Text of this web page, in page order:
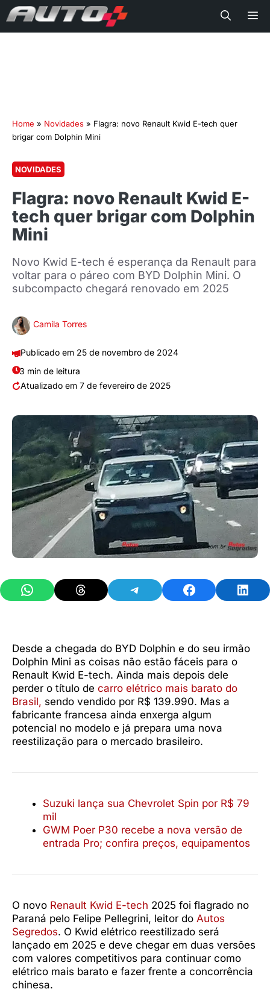
Home » Novidades » Flagra: novo Renault Kwid E-tech quer
brigar com Dolphin Mini
NOVIDADES
Flagra: novo Renault Kwid E-
tech quer brigar com Dolphin
Mini
Novo Kwid E-tech é esperança da Renault para
voltar para o páreo com BYD Dolphin Mini. O
subcompacto chegará renovado em 2025
Camila Torres
25 de novembro de 2024
3 min de leitura
7 de fevereiro de 2025
Share on WhatsAppShare on ThreadsShare on TelegramShare on Facebook
Desde a chegada do BYD Dolphin e do seu irmão
Dolphin Mini as coisas não estão fáceis para o
Renault Kwid E-tech. Ainda mais depois dele
perder o título de carro elétrico mais barato do
Brasil, sendo vendido por R$ 139.990. Mas a
fabricante francesa ainda enxerga algum
potencial no modelo e já prepara uma nova
reestilização para o mercado brasileiro.
Suzuki lança sua Chevrolet Spin por R$ 79
mil
GWM Poer P30 recebe a nova versão de
entrada Pro; confira preços, equipamentos
O novo Renault Kwid E-tech 2025 foi flagrado no
Paraná pelo Felipe Pellegrini, leitor do Autos
Segredos. O Kwid elétrico reestilizado será
lançado em 2025 e deve chegar em duas versões
com valores competitivos para continuar como
elétrico mais barato e fazer frente a concorrência
chinesa.